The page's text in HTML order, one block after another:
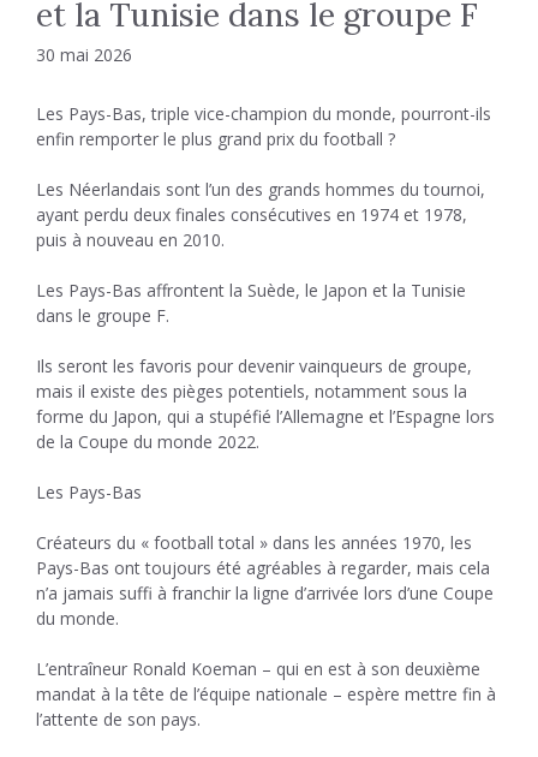
et la Tunisie dans le groupe F
30 mai 2026
Les Pays-Bas, triple vice-champion du monde, pourront-ils
enfin remporter le plus grand prix du football ?
Les Néerlandais sont l’un des grands hommes du tournoi,
ayant perdu deux finales consécutives en 1974 et 1978,
puis à nouveau en 2010.
Les Pays-Bas affrontent la Suède, le Japon et la Tunisie
dans le groupe F.
Ils seront les favoris pour devenir vainqueurs de groupe,
mais il existe des pièges potentiels, notamment sous la
forme du Japon, qui a stupéfié l’Allemagne et l’Espagne lors
de la Coupe du monde 2022.
Les Pays-Bas
Créateurs du « football total » dans les années 1970, les
Pays-Bas ont toujours été agréables à regarder, mais cela
n’a jamais suffi à franchir la ligne d’arrivée lors d’une Coupe
du monde.
L’entraîneur Ronald Koeman – qui en est à son deuxième
mandat à la tête de l’équipe nationale – espère mettre fin à
l’attente de son pays.